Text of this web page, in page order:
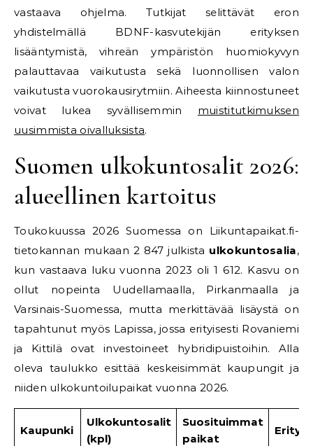
vastaava ohjelma. Tutkijat selittävät eron
yhdistelmällä BDNF-kasvutekijän erityksen
lisääntymistä, vihreän ympäristön huomiokyvyn
palauttavaa vaikutusta sekä luonnollisen valon
vaikutusta vuorokausirytmiin. Aiheesta kiinnostuneet
voivat lukea syvällisemmin muistitutkimuksen
uusimmista oivalluksista.
Suomen ulkokuntosalit 2026:
alueellinen kartoitus
Toukokuussa 2026 Suomessa on Liikuntapaikat.fi-
tietokannan mukaan 2 847 julkista ulkokuntosalia,
kun vastaava luku vuonna 2023 oli 1 612. Kasvu on
ollut nopeinta Uudellamaalla, Pirkanmaalla ja
Varsinais-Suomessa, mutta merkittävää lisäystä on
tapahtunut myös Lapissa, jossa erityisesti Rovaniemi
ja Kittilä ovat investoineet hybridipuistoihin. Alla
oleva taulukko esittää keskeisimmät kaupungit ja
niiden ulkokuntoilupaikat vuonna 2026.
Kaupunki
Ulkokuntosalit
(kpl)
Suosituimmat
paikat